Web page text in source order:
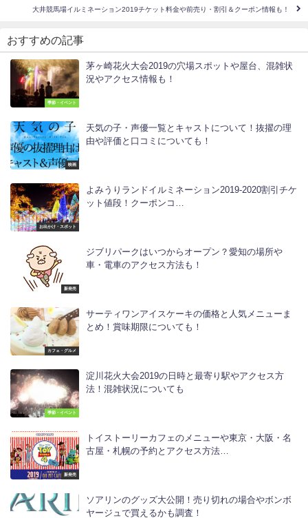
大井競馬場イルミネーション2019チケット料金や前売り・割引＆クーポン情報も！
おすすめの記事
季節・イベント
茅ヶ崎花火大会2019の穴場スポットや屋台、混雑状
況やアクセス情報も！
映画
天気の子・声優一覧とキャストについて！抜擢の理
由や評価と口コミについても！
お出かけ・スポット
よみうりランドイルミネーション2019-2020割引チケ
ット値段！クーポンコ…
新発売
ジブリパークはいつからオープン？愛知の場所や
車・電車のアクセス方法も！
カフェ・グルメ
サーティワンアイスケーキの価格と人気メニューま
とめ！賞味期限についても！
季節・イベント
淀川花火大会2019の日時と最寄り駅やアクセス方
法！混雑状況についても
新発売
トイストーリーカフェのメニューや東京・大阪・名
古屋・札幌の予約とアクセス方法…
ソアリンのグッズ大公開！売り切れの場合やボンボ
ヤージュで買えるかも調査！